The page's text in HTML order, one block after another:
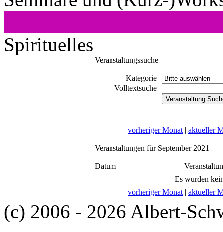
Spirituelles
Veranstaltungssuche
Kategorie
Volltextsuche
vorheriger Monat | aktueller
Veranstaltungen für September 2021
Datum
Es wurden
vorheriger Monat | aktueller
(c) 2006 - 2026 Albert-